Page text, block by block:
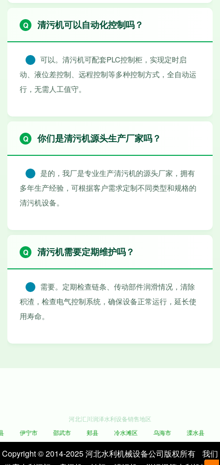
清污机可以自动化控制吗？
可以。清污机可配套PLC控制柜，实现定时启
动、液位差控制、远程控制等多种控制方式，全自动运
行，无需人工值守。
你们是清污机源头生产厂家吗？
是的，我厂是专业生产清污机的源头厂家，拥有
多年生产经验，可根据客户需求定制不同类型和规格的
清污机设备。
清污机需要定期维护吗？
需要。定期检查链条、传动部件润滑情况，清除
积渣，检查电气控制系统，确保设备正常运行，延长使
用寿命。
河北汇川润泽水利设备销售地区
伊宁市
邵武市 郏县 冷水滩区 乌海市 溧水县
Copyright © 2014-2025 河北水利机械设备公司版权所有
我们